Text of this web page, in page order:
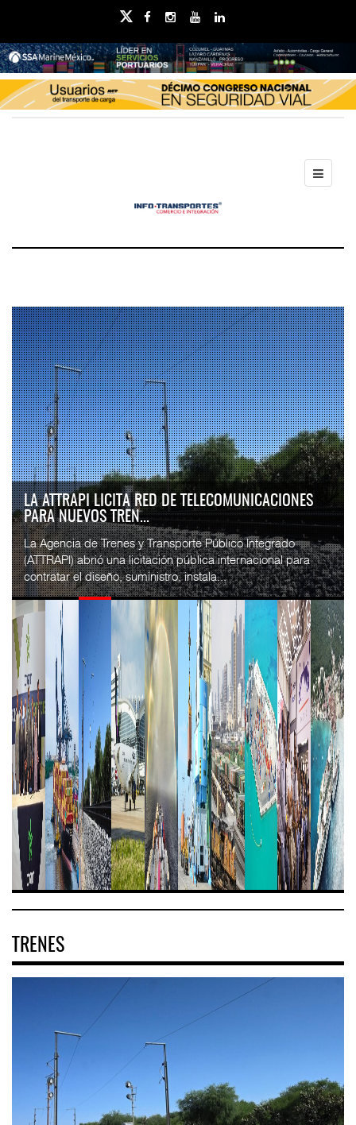
IT-ANÁLISIS: VOLARIS ABRIRÁ RUTA ENTRE
WASHINGTON DULLES Y G...
⮕ IA y automatización redefinen operación aeroportuaria
⮕ Bombardier exhibe Challenger 3500 en LABACE 2026
Volaris anunció una nueva ru...
TRENES